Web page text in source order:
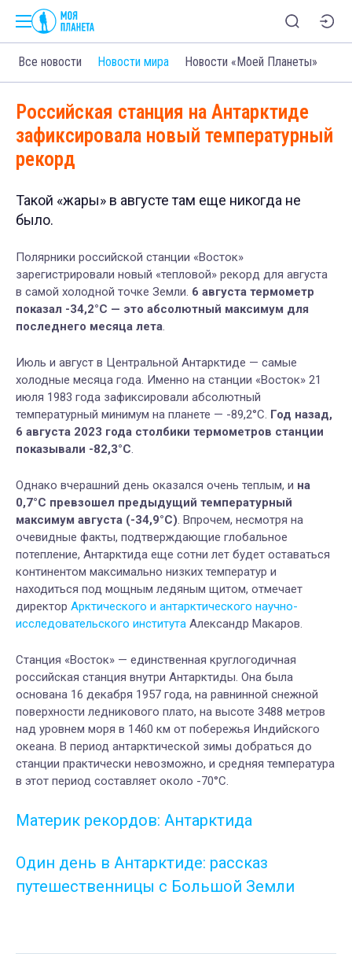
Все новости Новости мира Новости «Моей Планеты»
Российская станция на Антарктиде
зафиксировала новый температурный
рекорд
Такой «жары» в августе там еще никогда не
было.
Полярники российской станции «Восток»
зарегистрировали новый «тепловой» рекорд для августа
в самой холодной точке Земли. 6 августа термометр
показал -34,2°С — это абсолютный максимум для
последнего месяца лета.
Июль и август в Центральной Антарктиде — самые
холодные месяца года. Именно на станции «Восток» 21
июля 1983 года зафиксировали абсолютный
температурный минимум на планете — -89,2°C. Год назад,
6 августа 2023 года столбики термометров станции
показывали -82,3°C.
Однако вчерашний день оказался очень теплым, и на
0,7°С превзошел предыдущий температурный
максимум августа (-34,9°С). Впрочем, несмотря на
очевидные факты, подтверждающие глобальное
потепление, Антарктида еще сотни лет будет оставаться
континентом максимально низких температур и
находиться под мощным ледяным щитом, отмечает
директор Арктического и антарктического научно-
исследовательского института Александр Макаров.
Станция «Восток» — единственная круглогодичная
российская станция внутри Антарктиды. Она была
основана 16 декабря 1957 года, на равнинной снежной
поверхности ледникового плато, на высоте 3488 метров
над уровнем моря в 1460 км от побережья Индийского
океана. В период антарктической зимы добраться до
станции практически невозможно, и средняя температура
в этот период составляет около -70°С.
Материк рекордов: Антарктида
Один день в Антарктиде: рассказ
путешественницы с Большой Земли